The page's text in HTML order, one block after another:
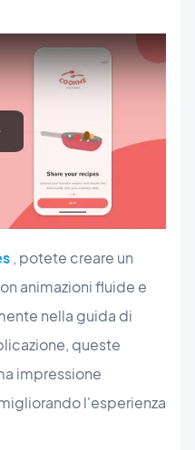
, potete creare un
animazioni fluide e
nella guida di
queste
impressione
l'esperienza